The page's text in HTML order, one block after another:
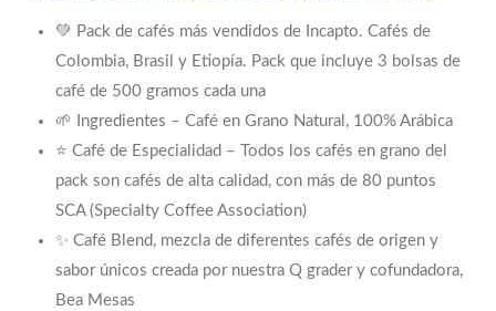
💚 Pack de cafés más vendidos de Incapto. Cafés de
Colombia, Brasil y Etiopía. Pack que incluye 3 bolsas de
café de 500 gramos cada una
🌱 Ingredientes – Café en Grano Natural, 100% Arábica
⭐ Café de Especialidad – Todos los cafés en grano del
pack son cafés de alta calidad, con más de 80 puntos
SCA (Specialty Coffee Association)
✨ Café Blend, mezcla de diferentes cafés de origen y
sabor únicos creada por nuestra Q grader y cofundadora,
Bea Mesas